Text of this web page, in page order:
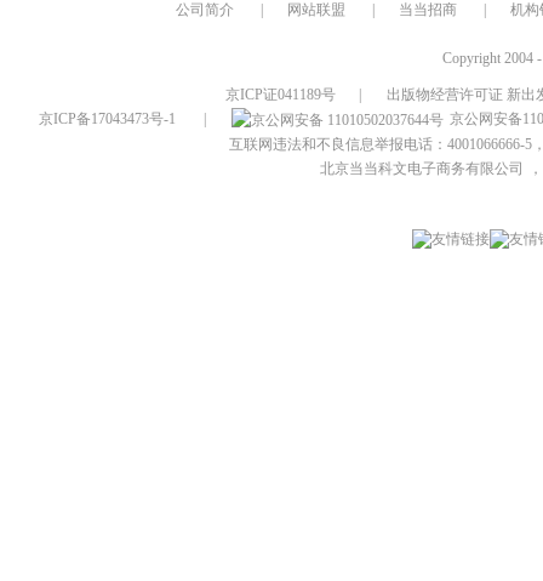
公司简介 网站联盟 当当招商 机构
Copyright 2004
京ICP证041189号
出版物经营许可证 新出
京ICP备17043473号-1
京公网安备
互联网违法和不良信息举报电话：4001066666-5
北京当当科文电子商务有限公司